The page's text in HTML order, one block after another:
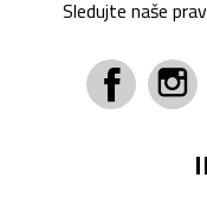
Sledujte naše